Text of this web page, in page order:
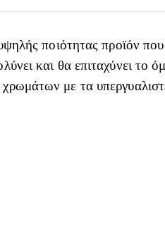
ποιότητας προϊόν
και θα επιταχύνει
με τα